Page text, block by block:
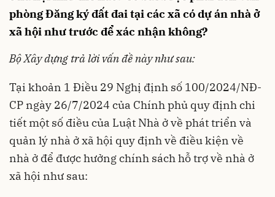
phòng Đăng ký đất đai tại các xã có dự án nhà ở
xã hội như trước để xác nhận không?
Bộ Xây dựng trả lời vấn đề này như sau:
Tại khoản 1 Điều 29 Nghị định số 100/2024/NĐ-
CP ngày 26/7/2024 của Chính phủ quy định chi
tiết một số điều của Luật Nhà ở về phát triển và
quản lý nhà ở xã hội quy định về điều kiện về
nhà ở để được hưởng chính sách hỗ trợ về nhà ở
xã hội như sau: